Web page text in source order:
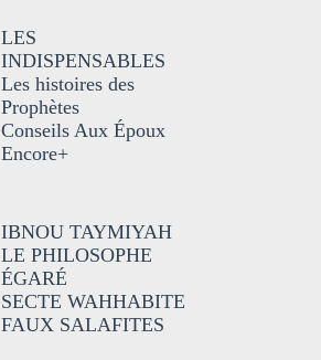
LES
INDISPENSABLES
Les histoires des
Prophètes
Conseils Aux Époux
Encore+
IBNOU TAYMIYAH
LE PHILOSOPHE
ÉGARÉ
SECTE WAHHABITE
FAUX SALAFITES